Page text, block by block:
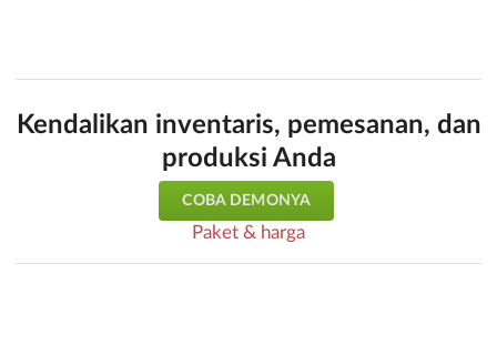
Kendalikan inventaris, pemesanan, dan
produksi Anda
COBA DEMONYA
Paket & harga